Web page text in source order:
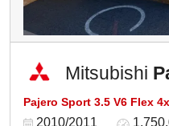
Mitsubishi
Pajero Sport 3.5 V6 Flex
2010/2011